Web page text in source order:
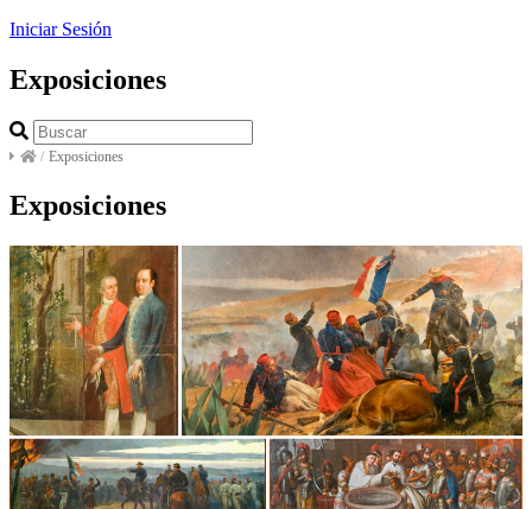
Iniciar Sesión
Exposiciones
/ Exposiciones
Exposiciones